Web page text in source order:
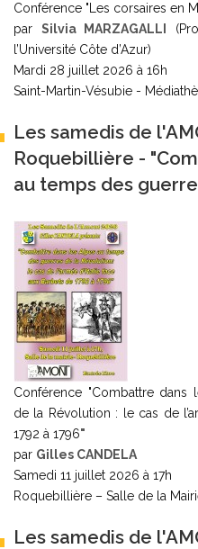
Conférence "Les corsaires en
par Silvia MARZAGALLI
l’Université Côte d’Azur)
Mardi 28 juillet 2026 à 16h
Saint-Martin-Vésubie -
Les samedis de
Roquebillière -
au temps des
Conférence "Combattre
de la Révolution : le cas de
1792 à 1796"
par Gilles CANDELA
Samedi 11 juillet 2026 à 17h
Roquebillière – Salle de la
Les samedis de